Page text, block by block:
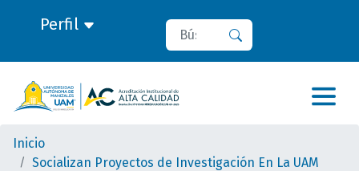
Perfil Buscar
Inicio
Socializan Proyectos de Investigación En La UAM